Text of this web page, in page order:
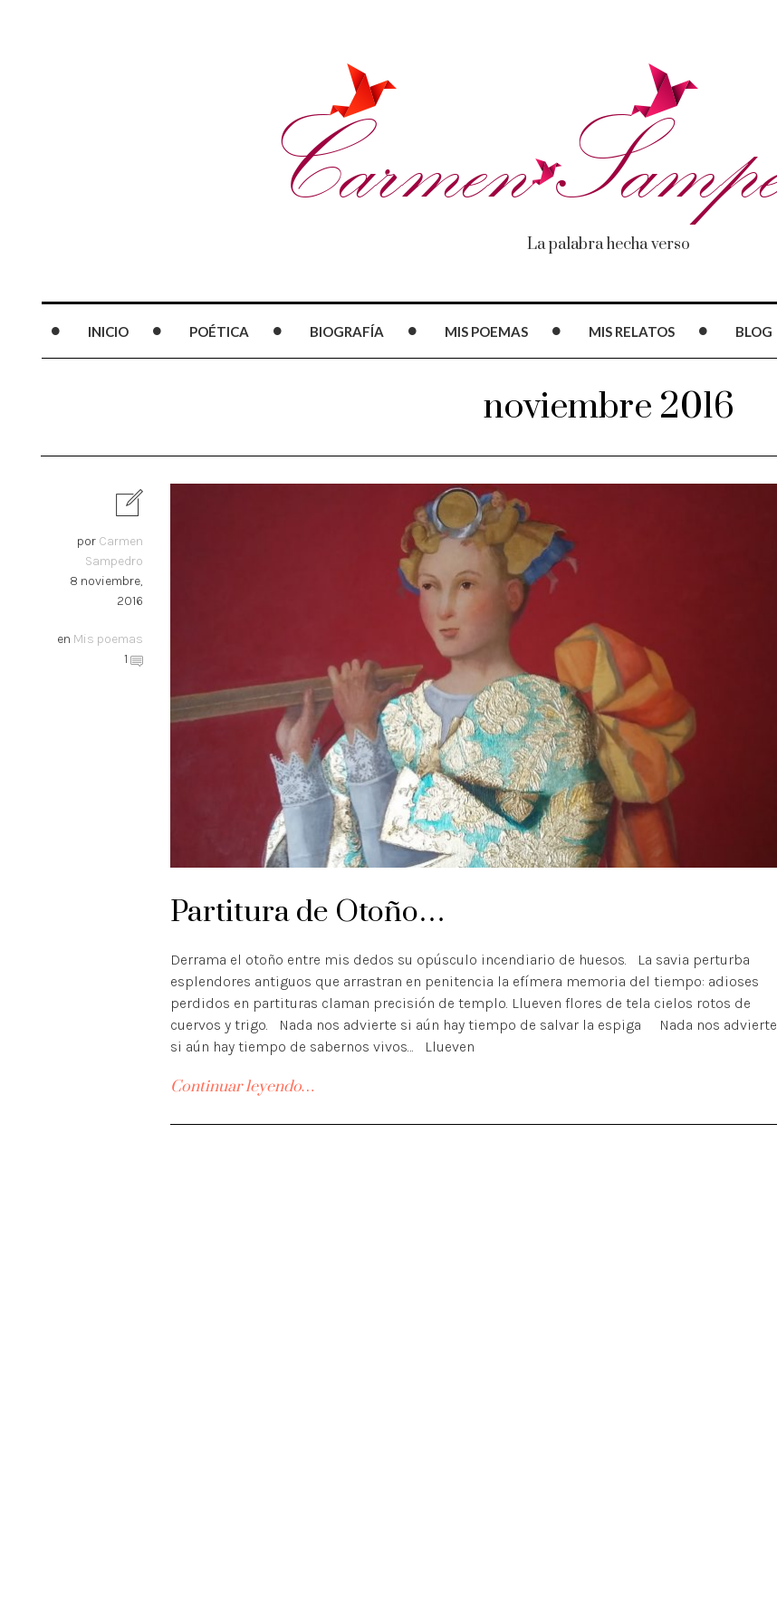
La palabra hecha verso
INICIO POÉTICA BIOGRAFÍA MIS POEMAS MIS RELATOS BLOG
noviembre 2016
por Carmen
Sampedro
8 noviembre,
2016
en Mis poemas
1
Partitura de Otoño…
Derrama el otoño entre mis dedos su opúsculo incendiario de huesos. La savia perturba
esplendores antiguos que arrastran en penitencia la efímera memoria del tiempo: adioses
perdidos en partituras claman precisión de templo. Llueven flores de tela cielos rotos de
cuervos y trigo. Nada nos advierte si aún hay tiempo de salvar la espiga Nada nos advierte
si aún hay tiempo de sabernos vivos… Llueven
Continuar leyendo…